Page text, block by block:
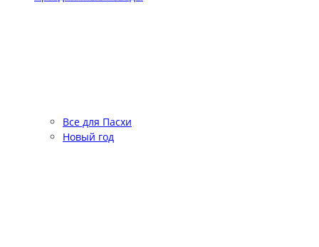
Все для Пасхи
Новый год